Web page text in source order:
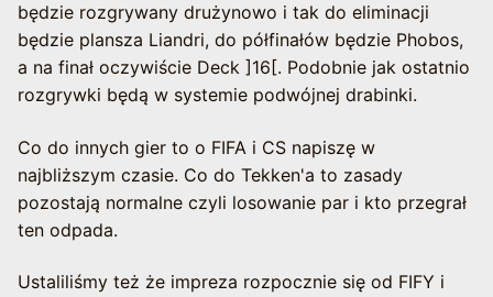
będzie rozgrywany drużynowo i tak do eliminacji
będzie plansza Liandri, do półfinałów będzie Phobos,
a na finał oczywiście Deck ]16[. Podobnie jak ostatnio
rozgrywki będą w systemie podwójnej drabinki.
Co do innych gier to o FIFA i CS napiszę w
najbliższym czasie. Co do Tekken'a to zasady
pozostają normalne czyli losowanie par i kto przegrał
ten odpada.
Ustaliliśmy też że impreza rozpocznie się od FIFY i